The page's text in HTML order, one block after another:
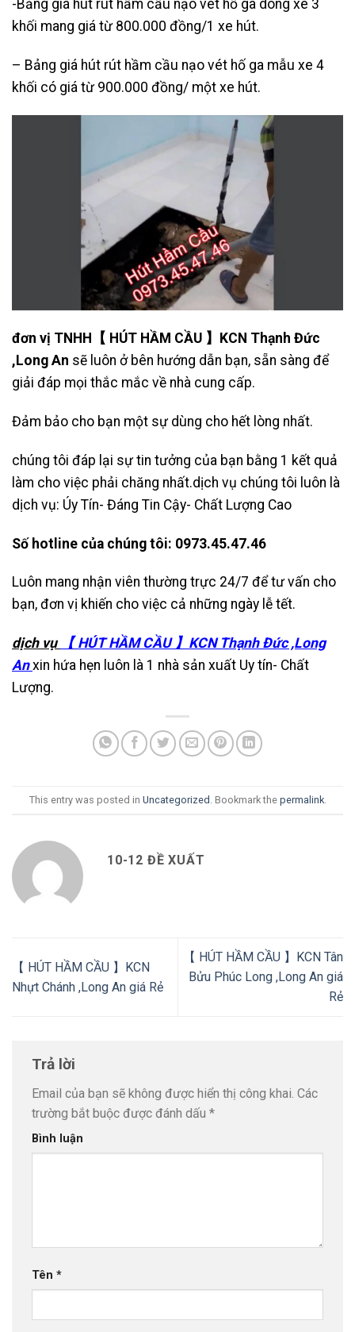
-Bảng giá hút rút hầm cầu nạo vét hố ga dòng xe 3
khối mang giá từ 800.000 đồng/1 xe hút.
– Bảng giá hút rút hầm cầu nạo vét hố ga mẫu xe 4
khối có giá từ 900.000 đồng/ một xe hút.
đơn vị TNHH
【 HÚT HẦM CẦU 】KCN Thạnh Đức
,Long An sẽ luôn ở bên hướng dẫn bạn, sẵn sàng để
giải đáp mọi thắc mắc về nhà cung cấp.
Đảm bảo cho bạn một sự dùng cho hết lòng nhất.
chúng tôi đáp lại sự tin tưởng của bạn bằng 1 kết quả
làm cho việc phải chăng nhất.dịch vụ chúng tôi luôn là
dịch vụ: Úy Tín- Đáng Tin Cậy- Chất Lượng Cao
Số hotline của chúng tôi: 0973.45.47.46
Luôn mang nhận viên thường trực 24/7 để tư vấn cho
bạn, đơn vị khiến cho việc cả những ngày lễ tết.
dịch vụ
【 HÚT HẦM CẦU 】KCN Thạnh Đức ,Long
Anxin hứa hẹn luôn là 1 nhà sản xuất Uy tín- Chất
Lượng.
This entry was posted in Uncategorized . Bookmark the permalink.
10-12 ĐỀ XUẤT
【 HÚT HẦM CẦU 】KCN
Nhựt Chánh ,Long An giá Rẻ
【 HÚT HẦM CẦU 】KCN Tân
Bửu Phúc Long ,Long An giá
Rẻ
Trả lời
Email của bạn sẽ không được hiển thị công khai. Các
trường bắt buộc được đánh dấu *
Bình luận
Tên *